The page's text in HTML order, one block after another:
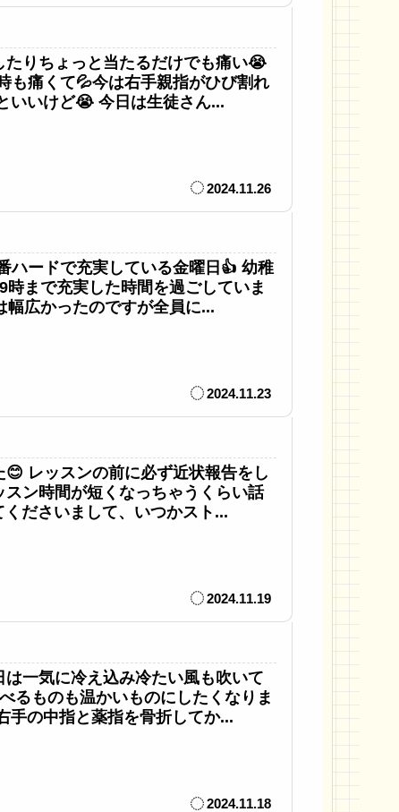
りちょっと当たるだけでも痛い😭
も痛くて💦今は右手親指がひび割れ
いいけど😭 今日は生徒さん...
2024.11.26
ハードで充実している金曜日👍 幼稚
まで充実した時間を過ごしていま
幅広かったのですが全員に...
2024.11.23
レッスンの前に必ず近状報告をし
ン時間が短くなっちゃうくらい話
ださいまして、いつかスト...
2024.11.19
一気に冷え込み冷たい風も吹いて
るものも温かいものにしたくなりま
手の中指と薬指を骨折してか...
2024.11.18